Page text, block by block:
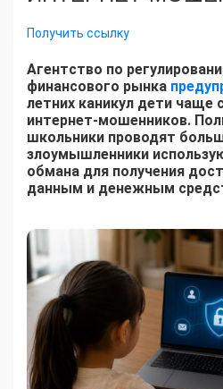
Получить ссылку
Агентство по
финансового рынка
летних каникул дети чаще
интернет-мошенников.
школьники проводят
злоумышленники
обмана для получения
данным и денежным